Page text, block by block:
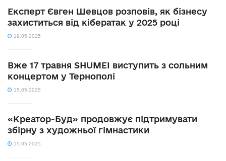
Експерт Євген Шевцов розповів, як бізнесу
захиститься від кібератак у 2025 році
19.05.2025
Вже 17 травня SHUMEI виступить з сольним
концертом у Тернополі
15.05.2025
«Креатор-Буд» продовжує підтримувати
збірну з художньої гімнастики
15.05.2025